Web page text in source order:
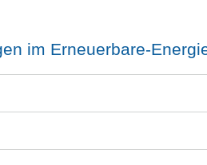
im Erneuerbare-